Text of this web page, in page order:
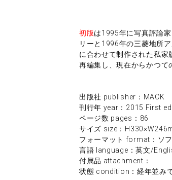
初版は1995年に写真評論
リーと1996年の三菱地所
に合わせて制作された私
再編集し、現在からかつて
出版社 publisher：MACK
刊行年 year：2015 First
ページ数 pages：86
サイズ size：
フォーマット format：ソ
言語 language：英文/
付属品 attachment：
状態 condition：経年並み